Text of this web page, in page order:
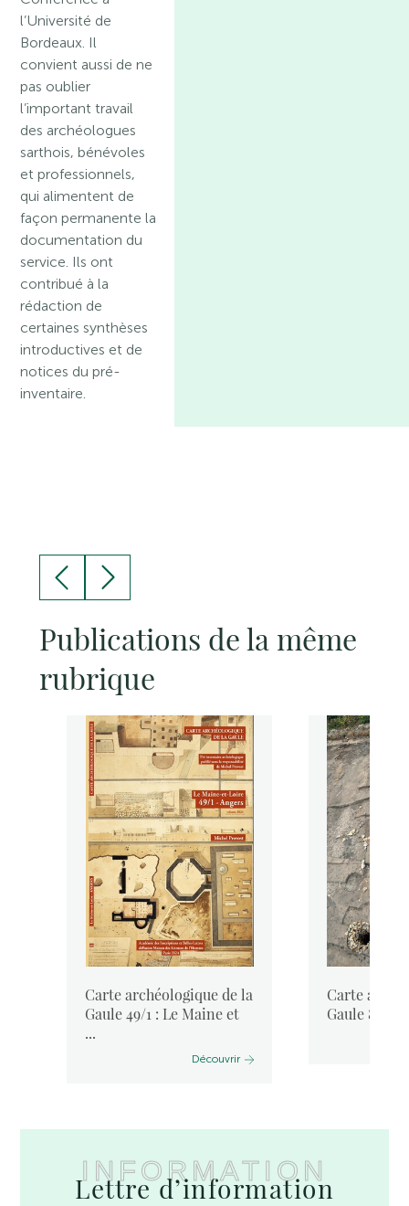
l’Université de
Bordeaux. Il
convient aussi de ne
pas oublier
l’important travail
des archéologues
sarthois, bénévoles
et professionnels,
qui alimentent de
façon permanente la
documentation du
service. Ils ont
contribué à la
rédaction de
certaines synthèses
introductives et de
notices du pré-
inventaire.
Publications de la même
rubrique
Carte archéologique de la
Gaule 49/1 : Le Maine et
...
Découvrir
Carte
Gaule 85 :
INFORMATION
Lettre d’information